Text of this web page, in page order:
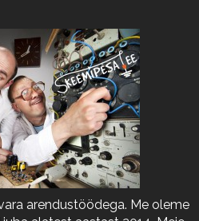
arendustöödega. Me oleme